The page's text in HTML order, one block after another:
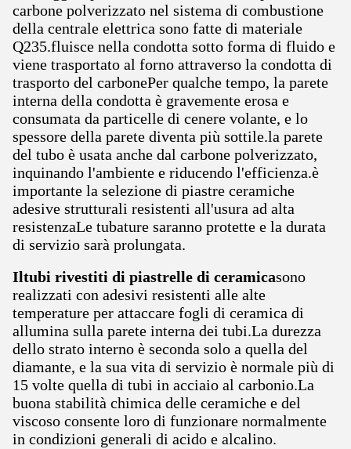
carbone polverizzato nel sistema di combustione
della centrale elettrica sono fatte di materiale
Q235.fluisce nella condotta sotto forma di fluido e
viene trasportato al forno attraverso la condotta di
trasporto del carbonePer qualche tempo, la parete
interna della condotta è gravemente erosa e
consumata da particelle di cenere volante, e lo
spessore della parete diventa più sottile.la parete
del tubo è usata anche dal carbone polverizzato,
inquinando l'ambiente e riducendo l'efficienza.è
importante la selezione di piastre ceramiche
adesive strutturali resistenti all'usura ad alta
resistenzaLe tubature saranno protette e la durata
di servizio sarà prolungata.
Iltubi rivestiti di piastrelle di ceramicasono
realizzati con adesivi resistenti alle alte
temperature per attaccare fogli di ceramica di
allumina sulla parete interna dei tubi.La durezza
dello strato interno è seconda solo a quella del
diamante, e la sua vita di servizio è normale più di
15 volte quella di tubi in acciaio al carbonio.La
buona stabilità chimica delle ceramiche e del
viscoso consente loro di funzionare normalmente
in condizioni generali di acido e alcalino.